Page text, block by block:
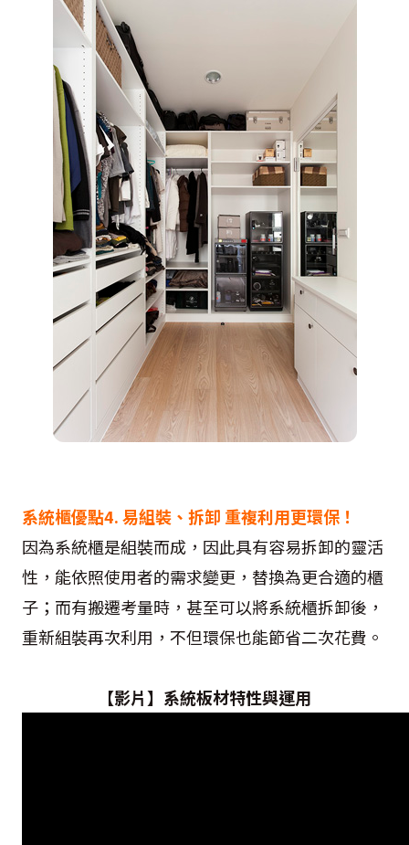
系統櫃優點4. 易組裝、拆卸 重複利用更環保！
因為系統櫃是組裝而成，因此具有容易拆卸的靈活
性，能依照使用者的需求變更，替換為更合適的櫃
子；而有搬遷考量時，甚至可以將系統櫃拆卸後，
重新組裝再次利用，不但環保也能節省二次花費。
【影片】系統板材特性與運用